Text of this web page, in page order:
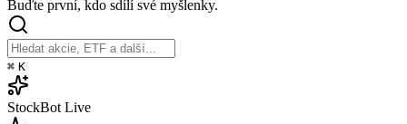
Buďte první, kdo sdílí své myšlenky.
⌘ K
StockBot Live